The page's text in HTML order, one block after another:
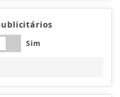
Sim